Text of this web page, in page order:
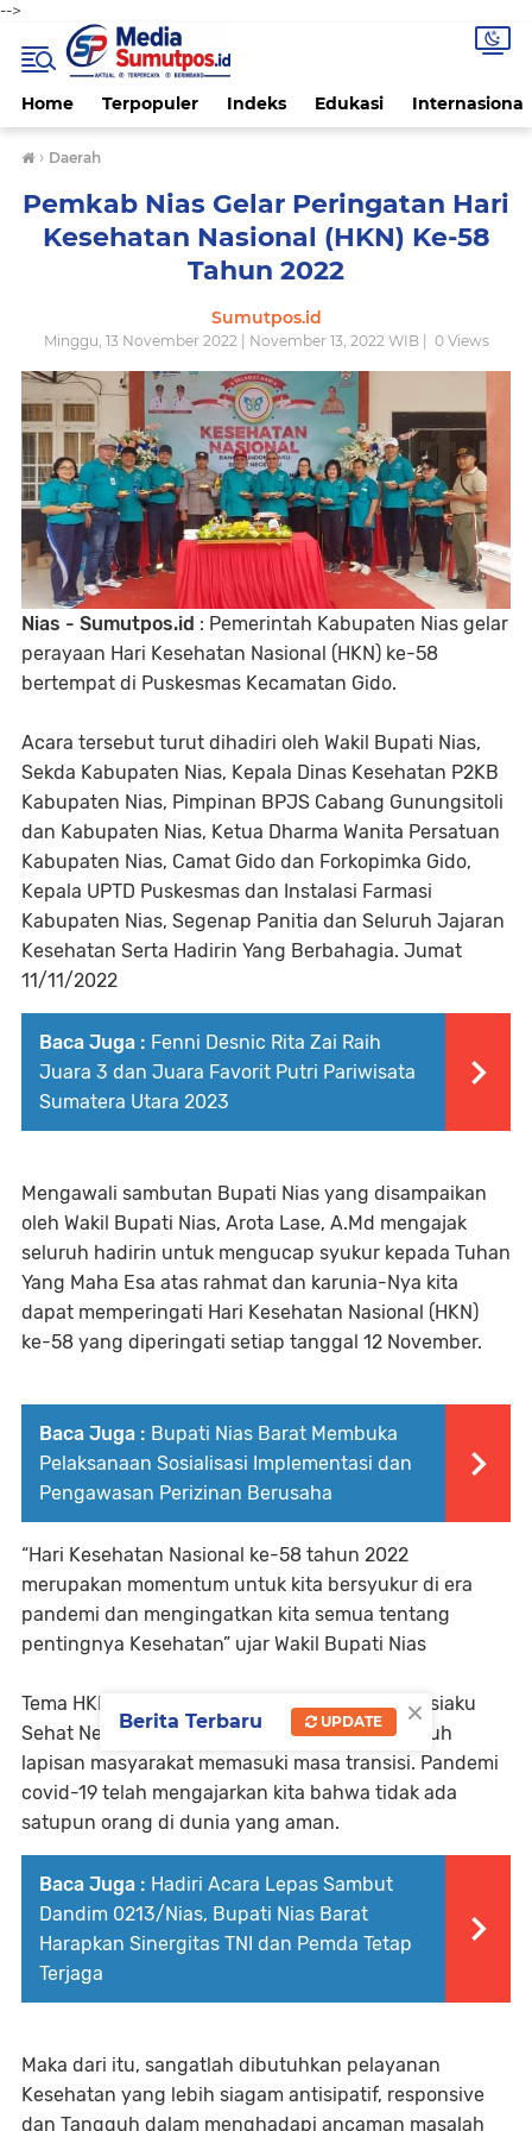
-->
Home Terpopuler Indeks Edukasi Internasional
› Daerah
Pemkab Nias Gelar Peringatan Hari
Kesehatan Nasional (HKN) Ke-58
Tahun 2022
Sumutpos.id
Minggu, 13 November 2022 | November 13, 2022 WIB | 0Views
Nias - Sumutpos.id : Pemerintah Kabupaten Nias gelar
perayaan Hari Kesehatan Nasional (HKN) ke-58
bertempat di Puskesmas Kecamatan Gido.
Acara tersebut turut dihadiri oleh Wakil Bupati Nias,
Sekda Kabupaten Nias, Kepala Dinas Kesehatan P2KB
Kabupaten Nias, Pimpinan BPJS Cabang Gunungsitoli
dan Kabupaten Nias, Ketua Dharma Wanita Persatuan
Kabupaten Nias, Camat Gido dan Forkopimka Gido,
Kepala UPTD Puskesmas dan Instalasi Farmasi
Kabupaten Nias, Segenap Panitia dan Seluruh Jajaran
Kesehatan Serta Hadirin Yang Berbahagia. Jumat
11/11/2022
Baca Juga : Fenni Desnic Rita Zai Raih
Juara 3 dan Juara Favorit Putri Pariwisata
Sumatera Utara 2023
Mengawali sambutan Bupati Nias yang disampaikan
oleh Wakil Bupati Nias, Arota Lase, A.Md mengajak
seluruh hadirin untuk mengucap syukur kepada Tuhan
Yang Maha Esa atas rahmat dan karunia-Nya kita
dapat memperingati Hari Kesehatan Nasional (HKN)
ke-58 yang diperingati setiap tanggal 12 November.
Baca Juga : Bupati Nias Barat Membuka
Pelaksanaan Sosialisasi Implementasi dan
Pengawasan Perizinan Berusaha
“Hari Kesehatan Nasional ke-58 tahun 2022
merupakan momentum untuk kita bersyukur di era
pandemi dan mengingatkan kita semua tentang
pentingnya Kesehatan” ujar Wakil Bupati Nias
Tema HKN tahun 2022 adalah “Bangkit Indonesiaku
Sehat Negeriku” membuka peluang bagi seluruh
lapisan masyarakat memasuki masa transisi. Pandemi
covid-19 telah mengajarkan kita bahwa tidak ada
satupun orang di dunia yang aman.
Baca Juga : Hadiri Acara Lepas Sambut
Dandim 0213/Nias, Bupati Nias Barat
Harapkan Sinergitas TNI dan Pemda Tetap
Terjaga
Maka dari itu, sangatlah dibutuhkan pelayanan
Kesehatan yang lebih siagam antisipatif, responsive
dan Tangguh dalam menghadapi ancaman masalah
×
Berita Terbaru UPDATE